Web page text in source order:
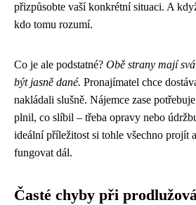
přizpůsobte vaší konkrétní situaci. A
kdo tomu rozumí.
Co je ale podstatné? Obě strany mají
být jasně dané. Pronajímatel chce
nakládali slušně. Nájemce zase
plnil, co slíbil – třeba opravy nebo
ideální příležitost si tohle všechno projít
fungovat dál.
Časté chyby při